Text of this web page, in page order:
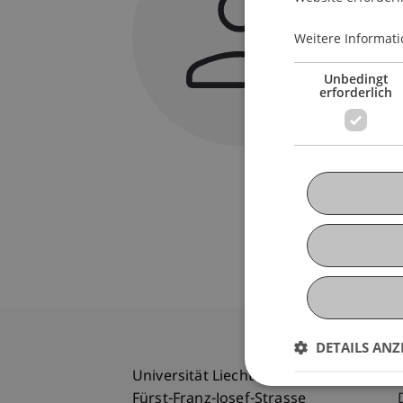
9490
T. +423
Universität Liechtenstein
Weitere
Unbedingt
erforderlich
DETAILS